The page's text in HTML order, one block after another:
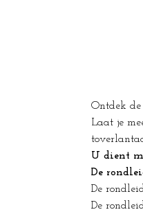
Ontdek
Laat je
U dient
De
De
De